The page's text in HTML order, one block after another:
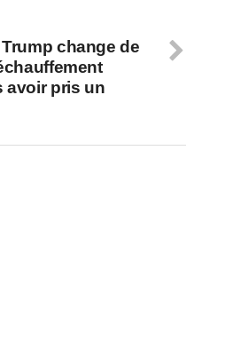
change de
avoir pris un